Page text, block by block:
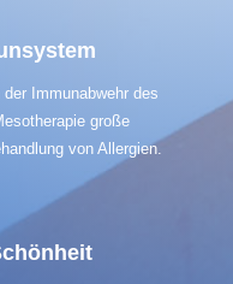
Immunabwehr des
große
von Allergien.